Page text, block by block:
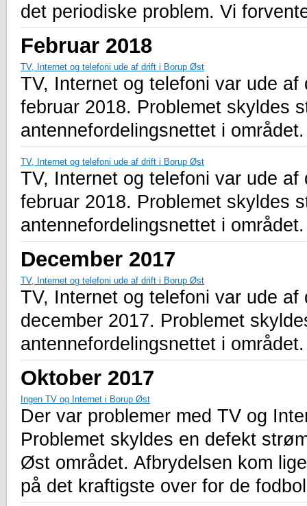
det periodiske problem. Vi
Februar 2018
TV, Internet og telefoni ude af drift i Borup Øst
TV, Internet og telefoni var ude
februar 2018. Problemet skyldes
antennefordelingsnettet i området.
TV, Internet og telefoni ude af drift i Borup Øst
TV, Internet og telefoni var ude
februar 2018. Problemet skyldes
antennefordelingsnettet i området.
December 2017
TV, Internet og telefoni ude af drift i Borup Øst
TV, Internet og telefoni var ude
december 2017. Problemet
antennefordelingsnettet i området.
Oktober 2017
Ingen TV og Internet i Borup Øst
Der var problemer med TV og
Problemet skyldes en defekt
Øst området. Afbrydelsen kom
på det kraftigste over for de